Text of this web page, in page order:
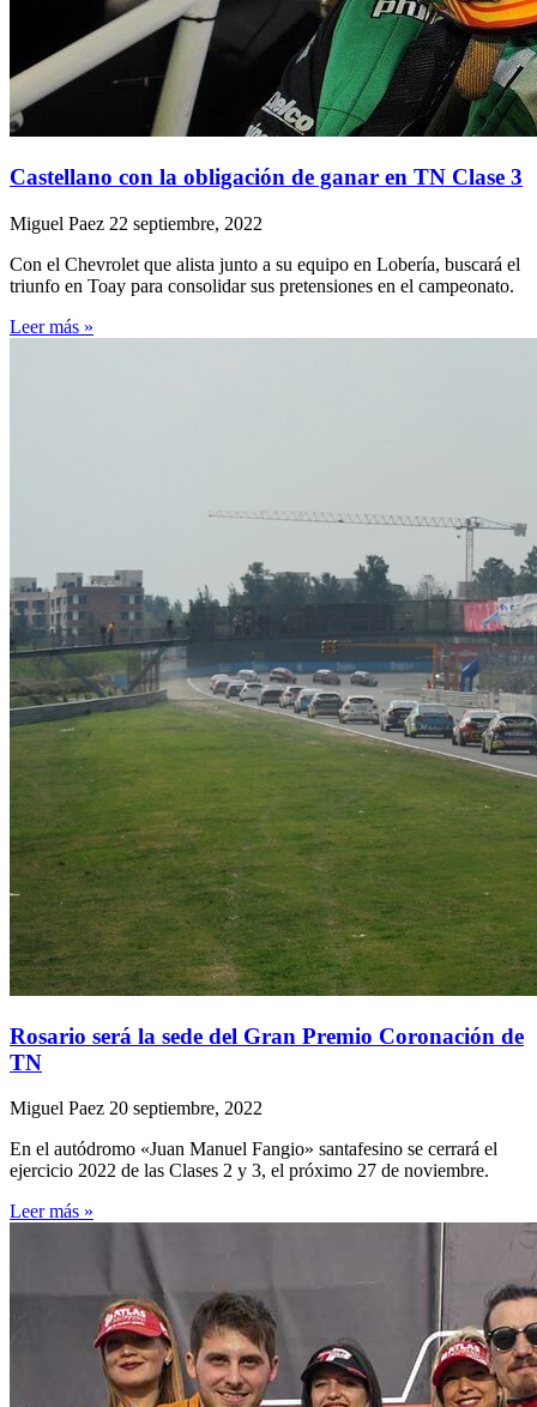
Castellano con la obligación de ganar en TN Clase 3
Miguel Paez 22 septiembre, 2022
Con el Chevrolet que alista junto a su equipo en Lobería, buscará el
triunfo en Toay para consolidar sus pretensiones en el campeonato.
Leer más »
Rosario será la sede del Gran Premio Coronación de
TN
Miguel Paez 20 septiembre, 2022
En el autódromo «Juan Manuel Fangio» santafesino se cerrará el
ejercicio 2022 de las Clases 2 y 3, el próximo 27 de noviembre.
Leer más »